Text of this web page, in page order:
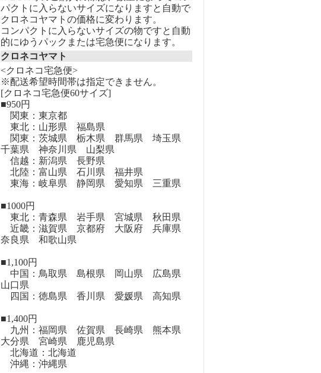
パクトに入らないサイズになりますと自動で
クロネコヤマトの価格に変わります。
コンパクトに入らないサイズの物ですと自動
的にゆうパックまたは宅急便になります。
クロネコヤマト
<クロネコ宅急便>
※配送希望時間帯は指定できません。
[クロネコ宅急便60サイズ]
■950円
関東：東京都
東北：山形県 福島県
関東：茨城県 栃木県 群馬県 埼玉県
千葉県 神奈川県 山梨県
信越：新潟県 長野県
北陸：富山県 石川県 福井県
東海：岐阜県 静岡県 愛知県 三重県
■1000円
東北：青森県 岩手県 宮城県 秋田県
近畿：滋賀県 京都府 大阪府 兵庫県
奈良県 和歌山県
■1,100円
中国：鳥取県 島根県 岡山県 広島県
山口県
四国：徳島県 香川県 愛媛県 高知県
■1,400円
九州：福岡県 佐賀県 長崎県 熊本県
大分県 宮崎県 鹿児島県
北海道：北海道
沖縄：沖縄県